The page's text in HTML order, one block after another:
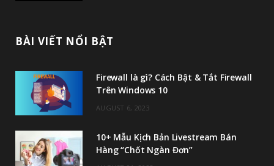
BÀI VIẾT NỔI BẬT
Firewall là gì? Cách Bật & Tắt Firewall
Trên Windows 10
AUGUST 6, 2023
10+ Mẫu Kịch Bản Livestream Bán
Hàng “Chốt Ngàn Đơn”